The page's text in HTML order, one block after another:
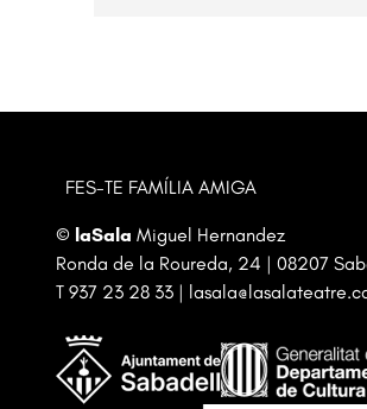
FES-TE FAMÍLIA AMIGA
© laSala Miguel Hernandez
Ronda de la Roureda, 24 | 08207
T 937 23 28 33 |